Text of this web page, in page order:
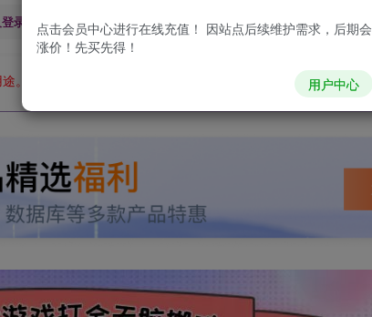
录回复下载，都为 免费资源，积分只需签到就可以获得！
。如有侵权、不妥之处，请第一时间联系我们删除！ Q群：
点击会员中心进行在线充值！ 因站点后续维护需求，后期会
涨价！先买先得！
用户中心